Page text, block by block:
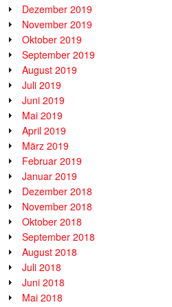
Dezember 2019
November 2019
Oktober 2019
September 2019
August 2019
Juli 2019
Juni 2019
Mai 2019
April 2019
März 2019
Februar 2019
Januar 2019
Dezember 2018
November 2018
Oktober 2018
September 2018
August 2018
Juli 2018
Juni 2018
Mai 2018